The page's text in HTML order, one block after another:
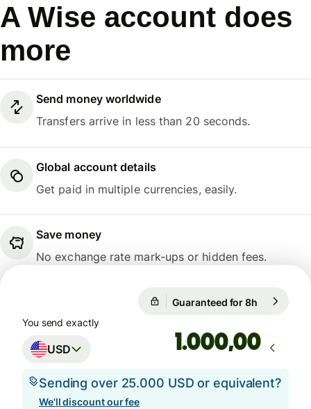
A Wise account does
more
Send money worldwide
Transfers arrive in less than 20 seconds.
Global account details
Get paid in multiple currencies, easily.
Save money
No exchange rate mark-ups or hidden fees.
Guaranteed for 8h
You send exactly
USD ,00
Sending over 25.000 USD or equivalent?
We'll discount our fee